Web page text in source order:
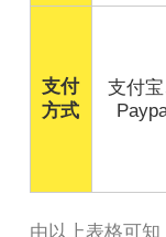
支付
方式
支付宝
由以上表格可知